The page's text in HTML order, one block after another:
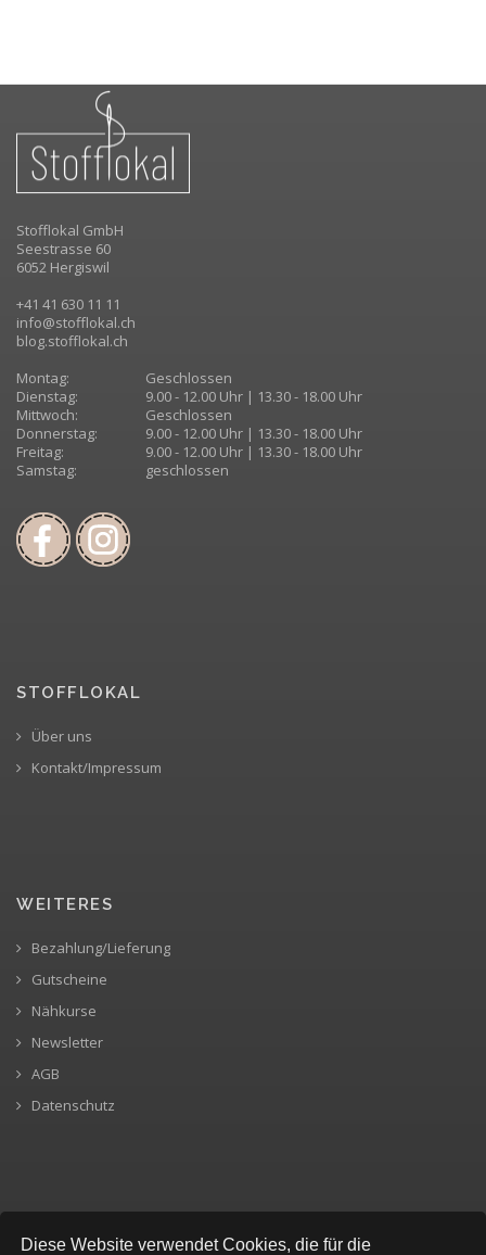
Diese Website verwendet Cookies, die für die
Stofflokal GmbH
Seestrasse 60
6052 Hergiswil
+41 41 630 11 11
info@stofflokal.ch
blog.stofflokal.ch
Montag:
Geschlossen
Dienstag:
9.00 - 12.00 Uhr | 13.30 - 18.00 Uhr
Mittwoch:
Geschlossen
Donnerstag:
9.00 - 12.00 Uhr | 13.30 - 18.00 Uhr
Freitag:
9.00 - 12.00 Uhr | 13.30 - 18.00 Uhr
Samstag:
geschlossen
STOFFLOKAL
Über uns
Kontakt/Impressum
WEITERES
Bezahlung/Lieferung
Gutscheine
Nähkurse
Newsletter
AGB
Datenschutz
SICHERE BEZAHLUNG